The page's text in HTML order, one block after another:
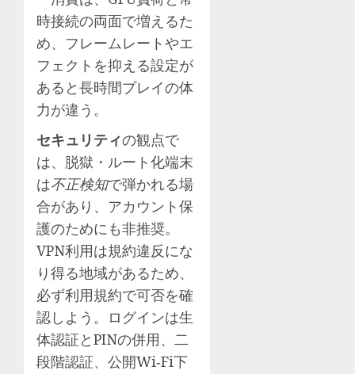
時接続の両面で増えるた
め、フレームレートやエ
フェクトを抑える設定が
あると長時間プレイの体
力が違う。
セキュリティの観点で
は、脱獄・ルート化端末
は不正検知で弾かれる場
合があり、アカウント保
護のためにも非推奨。
VPN利用は規約違反にな
り得る地域があるため、
必ず利用規約で可否を確
認しよう。ログインは生
体認証とPINの併用、二
段階認証、公開Wi‑Fi下